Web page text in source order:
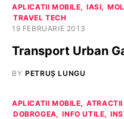
APLICATII MOBILE IASI
TRAVEL TECH
19 FEBRUARIE 2013
Transport Urban
BY PETRUȘ LUNGU
APLICATII MOBILE
DOBROGEA
INFO UTILE